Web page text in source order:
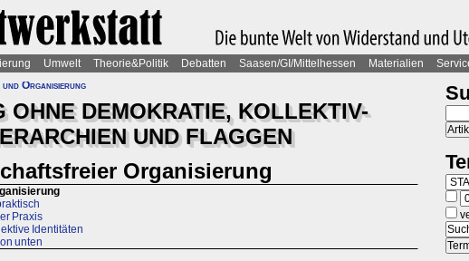
Umwelt Theorie&Politik Debatten Saasen/GI/Mittelhessen Materialien
Organisierung
OHNE DEMOKRATIE, KOLLEKTIV-
UND FLAGGEN
Organisierung
Praxis
Identitäten
unten